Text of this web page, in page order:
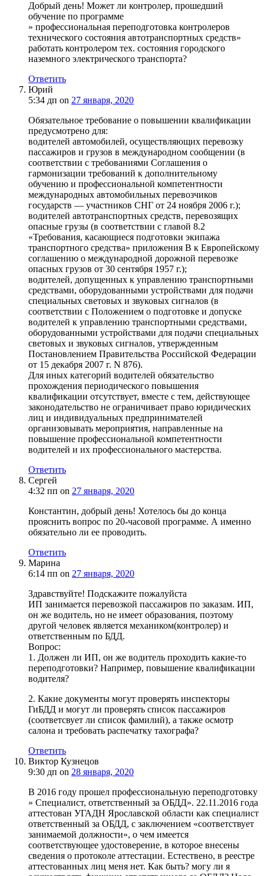
Добрый день! Может ли контролер, прошедший
обучение по программе
» профессиональная переподготовка контролеров
технического состояния автотранспортных средств»
работать контролером тех. состояния городского
наземного электрического транспорта?
Ответить
Юрий
5:34 дп on 27 января, 2020
Обязательное требование о повышении квалификации
предусмотрено для:
водителей автомобилей, осуществляющих перевозку
пассажиров и грузов в международном сообщении (в
соответствии с требованиями Соглашения о
гармонизации требований к дополнительному
обучению и профессиональной компетентности
международных автомобильных перевозчиков
государств — участников СНГ от 24 ноября 2006 г.);
водителей автотранспортных средств, перевозящих
опасные грузы (в соответствии с главой 8.2
«Требования, касающиеся подготовки экипажа
транспортного средства» приложения B к Европейскому
соглашению о международной дорожной перевозке
опасных грузов от 30 сентября 1957 г.);
водителей, допущенных к управлению транспортными
средствами, оборудованными устройствами для подачи
специальных световых и звуковых сигналов (в
соответствии с Положением о подготовке и допуске
водителей к управлению транспортными средствами,
оборудованными устройствами для подачи специальных
световых и звуковых сигналов, утвержденным
Постановлением Правительства Российской Федерации
от 15 декабря 2007 г. N 876).
Для иных категорий водителей обязательство
прохождения периодического повышения
квалификации отсутствует, вместе с тем, действующее
законодательство не ограничивает право юридических
лиц и индивидуальных предпринимателей
организовывать мероприятия, направленные на
повышение профессиональной компетентности
водителей и их профессионального мастерства.
Ответить
Сергей
4:32 пп on 27 января, 2020
Константин, добрый день! Хотелось бы до конца
прояснить вопрос по 20-часовой программе. А именно
обязательно ли ее проводить.
Ответить
Марина
6:14 пп on 27 января, 2020
Здравствуйте! Подскажите пожалуйста
ИП занимается перевозкой пассажиров по заказам. ИП,
он же водитель, но не имеет образования, поэтому
другой человек является механиком(контролер) и
ответственным по БДД.
Вопрос:
1. Должен ли ИП, он же водитель проходить какие-то
переподготовки? Например, повышение квалификации
водителя?
2. Какие документы могут проверять инспекторы
ГиБДД и могут ли проверять список пассажиров
(соответсвует ли список фамилий), а также осмотр
салона и требовать распечатку тахографа?
Ответить
Виктор Кузнецов
9:30 дп on 28 января, 2020
В 2016 году прошел профессиональную переподготовку
» Специалист, ответственный за ОБДД». 22.11.2016 года
аттестован УГАДН Ярославской области как специалист
ответственный за ОБДД, с заключением «соответствует
занимаемой должности», о чем имеется
соответствующее удостоверение, в которое внесены
сведения о протоколе аттестации. Естествено, в реестре
аттестованных лиц меня нет. Как быть? могу ли я